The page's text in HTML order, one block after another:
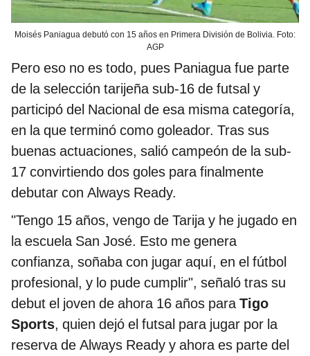
Moisés Paniagua debutó con 15 años en Primera División de Bolivia. Foto:
AGP
Pero eso no es todo, pues Paniagua fue parte
de la selección tarijeña sub-16 de futsal y
participó del Nacional de esa misma categoría,
en la que terminó como goleador. Tras sus
buenas actuaciones, salió campeón de la sub-
17 convirtiendo dos goles para finalmente
debutar con Always Ready.
"Tengo 15 años, vengo de Tarija y he jugado en
la escuela San José. Esto me genera
confianza, soñaba con jugar aquí, en el fútbol
profesional, y lo pude cumplir", señaló tras su
debut el joven de ahora 16 años para Tigo
Sports, quien dejó el futsal para jugar por la
reserva de Always Ready y ahora es parte del